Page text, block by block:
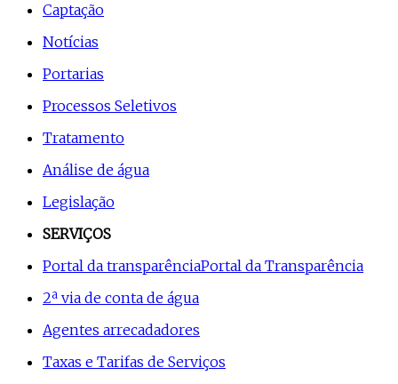
Captação
Notícias
Portarias
Processos Seletivos
Tratamento
Análise de água
Legislação
SERVIÇOS
Portal da transparênciaPortal da Transparência
2ª via de conta de água
Agentes arrecadadores
Taxas e Tarifas de Serviços